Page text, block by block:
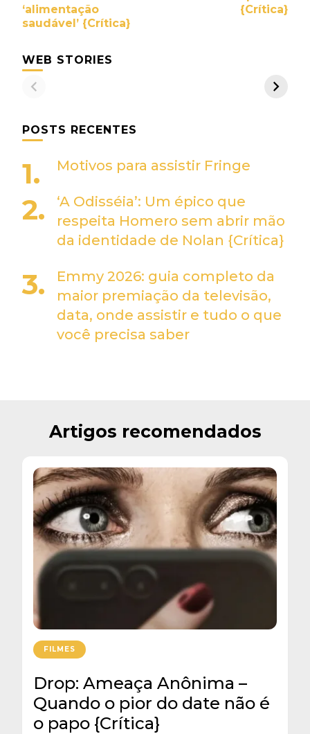
‘alimentação
saudável’ {Crítica}
{Crítica}
WEB STORIES
POSTS RECENTES
Motivos para assistir Fringe
‘A Odisséia’: Um épico que
respeita Homero sem abrir mão
da identidade de Nolan {Crítica}
Emmy 2026: guia completo da
maior premiação da televisão,
data, onde assistir e tudo o que
você precisa saber
Artigos recomendados
FILMES
Drop: Ameaça Anônima –
Quando o pior do date não é
o papo {Crítica}